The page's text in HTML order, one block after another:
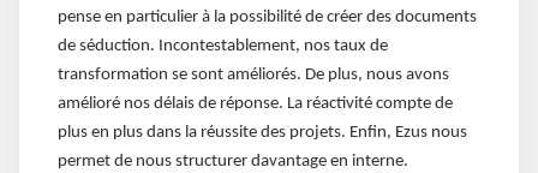
pense en particulier à la possibilité de créer des documents
de séduction. Incontestablement, nos taux de
transformation se sont améliorés. De plus, nous avons
amélioré nos délais de réponse. La réactivité compte de
plus en plus dans la réussite des projets. Enfin, Ezus nous
permet de nous structurer davantage en interne.